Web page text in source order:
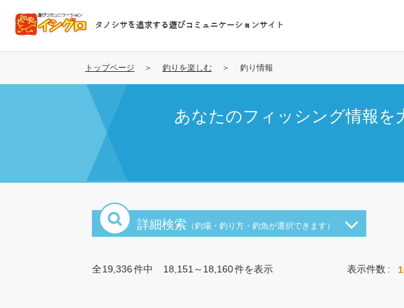
コ
テ
タノシサを追求する遊びコミュニケーションサイト
トップページ 釣りを楽しむ 釣り情報
あなたのフィッシング情報を
詳細検索 （釣場・釣り方・釣魚が選択できます）
全19,336件中 18,151～18,160件を表示 表示件数